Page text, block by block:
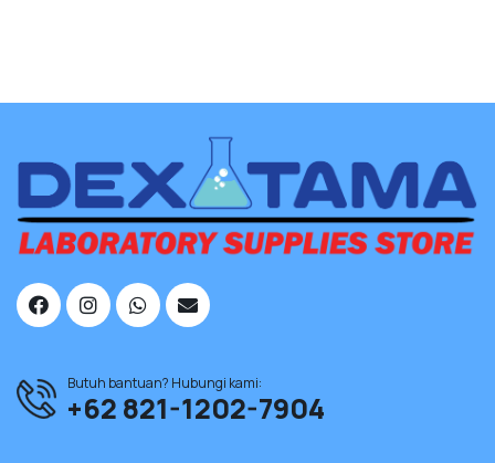
Butuh bantuan? Hubungi kami:
+62 821-1202-7904